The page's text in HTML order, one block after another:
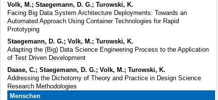
Volk, M.; Staegemann, D. G.; Turowski, K.
Facing Big Data System Architecture Deployments: Towards an
Automated Approach Using Container Technologies for Rapid
Prototyping
Staegemann, D. G.; Volk, M.; Turowski, K.
Adapting the (Big) Data Science Engineering Process to the Application
of Test Driven Development
Daase, C.; Staegemann, D. G.; Volk, M.; Turowski, K.
Addressing the Dichotomy of Theory and Practice in Design Science
Research Methodologies
Menschen